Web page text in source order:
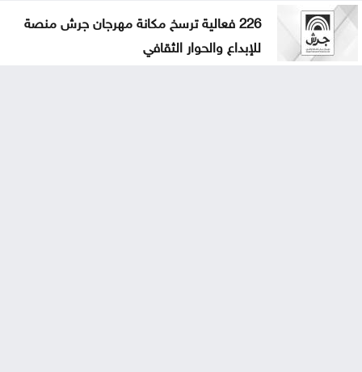
226 فعالية ترسخ مكانة مهرجان جرش منصة
للإبداع والحوار الثقافي